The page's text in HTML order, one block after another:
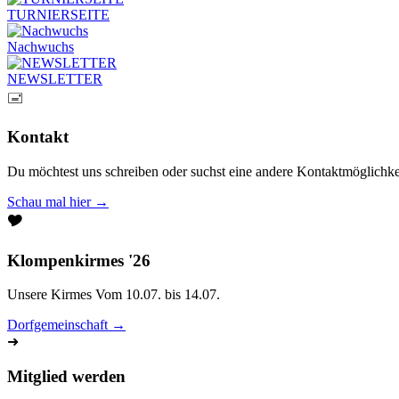
TURNIERSEITE
Nachwuchs
NEWSLETTER
🖃
Kontakt
Du möchtest uns schreiben oder suchst eine andere
Schau mal hier →
🎔
Klompenkirmes '26
Unsere Kirmes Vom 10.07. bis 14.07.
Dorfgemeinschaft →
➜
Mitglied werden